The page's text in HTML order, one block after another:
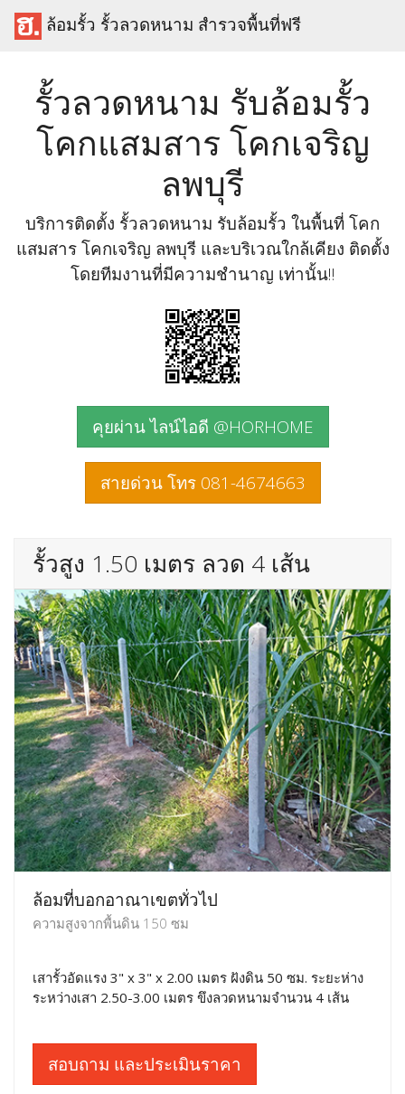
ล้อมรั้ว รั้วลวดหนาม สำรวจพื้นที่ฟรี
รั้วลวดหนาม รับล้อมรั้ว
โคกแสมสาร โคกเจริญ
ลพบุรี
บริการติดตั้ง รั้วลวดหนาม รับล้อมรั้ว ในพื้นที่ โคก
แสมสาร โคกเจริญ ลพบุรี และบริเวณใกล้เคียง ติดตั้ง
โดยทีมงานที่มีความชำนาญ เท่านั้น!!
คุยผ่าน ไลน์ไอดี @HORHOME
สายด่วน โทร 081-4674663
รั้วสูง 1.50 เมตร ลวด 4 เส้น
ล้อมที่บอกอาณาเขตทั่วไป
ความสูงจากพื้นดิน 150 ซม
เสารั้วอัดแรง 3" x 3" x 2.00 เมตร ฝังดิน 50 ซม. ระยะห่าง
ระหว่างเสา 2.50-3.00 เมตร ขึงลวดหนามจำนวน 4 เส้น
สอบถาม และประเมินราคา